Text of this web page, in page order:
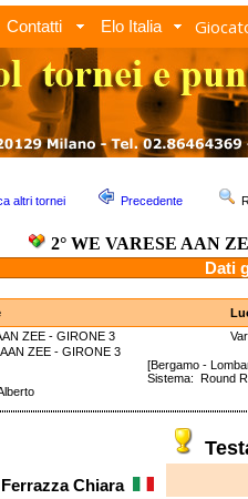
Contatti Elo Italia
altri tornei Precedente
2° WE VARESE AAN
Dati
ZEE - GIRONE 3
AAN ZEE - GIRONE 3
[Bergamo -
Sistema: Round
Alberto
Ferrazza Chiara